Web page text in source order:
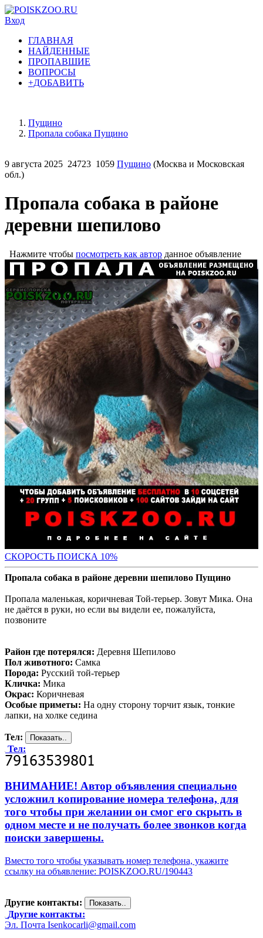
Вход
ГЛАВНАЯ
НАЙДЕННЫЕ
ПРОПАВШИЕ
ВОПРОСЫ
+ДОБАВИТЬ
Пущино
Пропала собака Пущино
9 августа 2025 24723 1059 Пущино (Москва и Московская
обл.)
Пропала собака в районе
деревни шепилово
Нажмите чтобы посмотреть как автор данное объявление
СКОРОСТЬ ПОИСКА 10%
Пропала собака в районе деревни шепилово Пущино
Пропала маленькая, коричневая Той-терьер. Зовут Мика. Она
не даётся в руки, но если вы видели ее, пожалуйста,
позвоните
Район где потерялся: Деревня Шепилово
Пол животного: Самка
Порода: Русский той-терьер
Кличка: Мика
Окрас: Коричневая
Особые приметы: На одну сторону торчит язык, тонкие
лапки, на холке седина
Тел:
Тел:
ВНИМАНИЕ! Автор объявления специально
усложнил копирование номера телефона, для
того чтобы при желании он смог его скрыть в
одном месте и не получать более звонков когда
поиски завершены.
Вместо того чтобы указывать номер телефона, укажите
ссылку на объявление: POISKZOO.RU/190443
Другие контакты:
Другие контакты:
Эл. Почта Isenkocarli@gmail.com